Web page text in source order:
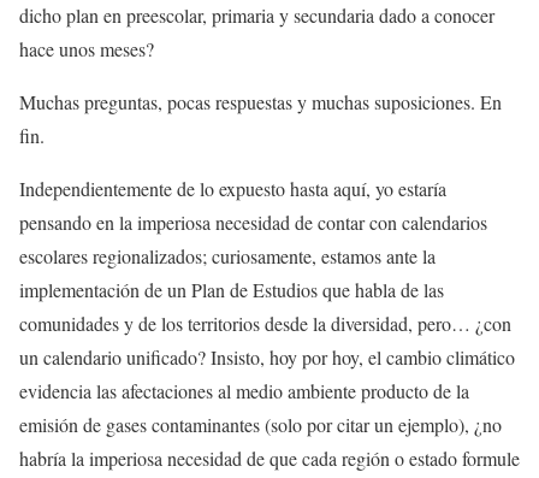
dicho plan en preescolar, primaria y secundaria dado a conocer
hace unos meses?
Muchas preguntas, pocas respuestas y muchas suposiciones. En
fin.
Independientemente de lo expuesto hasta aquí, yo estaría
pensando en la imperiosa necesidad de contar con calendarios
escolares regionalizados; curiosamente, estamos ante la
implementación de un Plan de Estudios que habla de las
comunidades y de los territorios desde la diversidad, pero… ¿con
un calendario unificado? Insisto, hoy por hoy, el cambio climático
evidencia las afectaciones al medio ambiente producto de la
emisión de gases contaminantes (solo por citar un ejemplo), ¿no
habría la imperiosa necesidad de que cada región o estado formule